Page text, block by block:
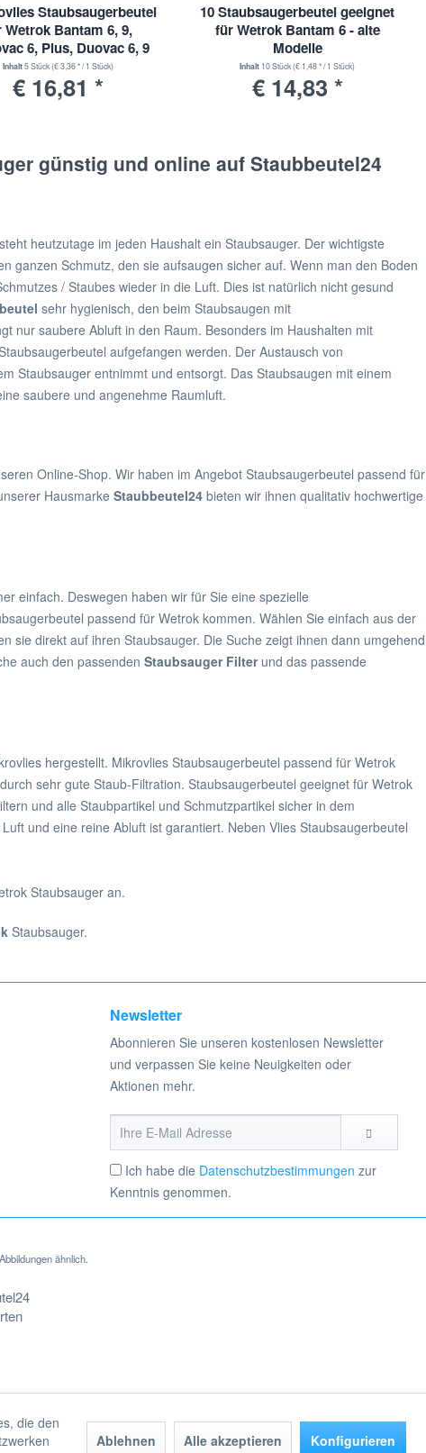
Staubsaugerbeutel
Wetrok Bantam 6, 9,
6, Plus, Duovac 6, 9
Inhalt5 Stück(€ 3,36 * / 1 Stück)
€ 16,81 *
10 Staubsaugerbeutel geeignet
für Wetrok Bantam 6 - alte
Modelle
Inhalt 10 Stück(€ 1,48 * / 1 Stück)
€ 14,83 *
günstig und online auf Staubbeutel24
heutzutage im jeden Haushalt ein Staubsauger. Der wichtigste
ganzen Schmutz, den sie aufsaugen sicher auf. Wenn man den Boden
/ Staubes wieder in die Luft. Dies ist natürlich nicht gesund
sehr hygienisch, den beim Staubsaugen mit
nur saubere Abluft in den Raum. Besonders im Haushalten mit
aufgefangen werden. Der Austausch von
Staubsauger entnimmt und entsorgt. Das Staubsaugen mit einem
saubere und angenehme Raumluft.
Online-Shop. Wir haben im Angebot Staubsaugerbeutel passend für
Hausmarke Staubbeutel24 bieten wir ihnen qualitativ hochwertige
einfach. Deswegen haben wir für Sie eine spezielle
passend für Wetrok kommen. Wählen Sie einfach aus der
sie direkt auf ihren Staubsauger. Die Suche zeigt ihnen dann umgehend
auch den passenden Staubsauger Filterund das passende
hergestellt. Mikrovlies Staubsaugerbeutel passend für Wetrok
sehr gute Staub-Filtration. Staubsaugerbeutel geeignet für Wetrok
und alle Staubpartikel und Schmutzpartikel sicher in dem
und eine reine Abluft ist garantiert. Neben Vlies Staubsaugerbeutel
Staubsauger an.
Staubsauger.
Newsletter
Abonnieren Sie unseren kostenlosen Newsletter
und verpassen Sie keine Neuigkeiten oder
Aktionen mehr.
Ich habe die Datenschutzbestimmungen zur
Kenntnis genommen.
ähnlich.
die den
Ablehnen Alle akzeptieren Konfigurieren